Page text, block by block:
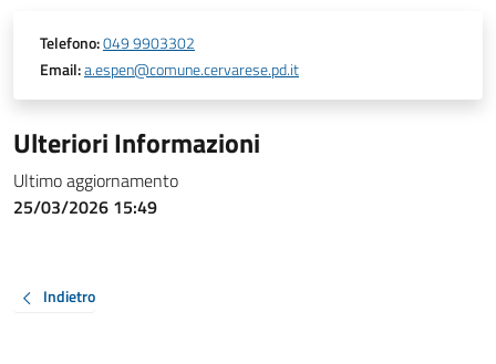
Telefono:049 9903302
Email:a.espen@comune.cervarese.pd.it
Ulteriori Informazioni
Ultimo aggiornamento
25/03/2026 15:49
Indietro